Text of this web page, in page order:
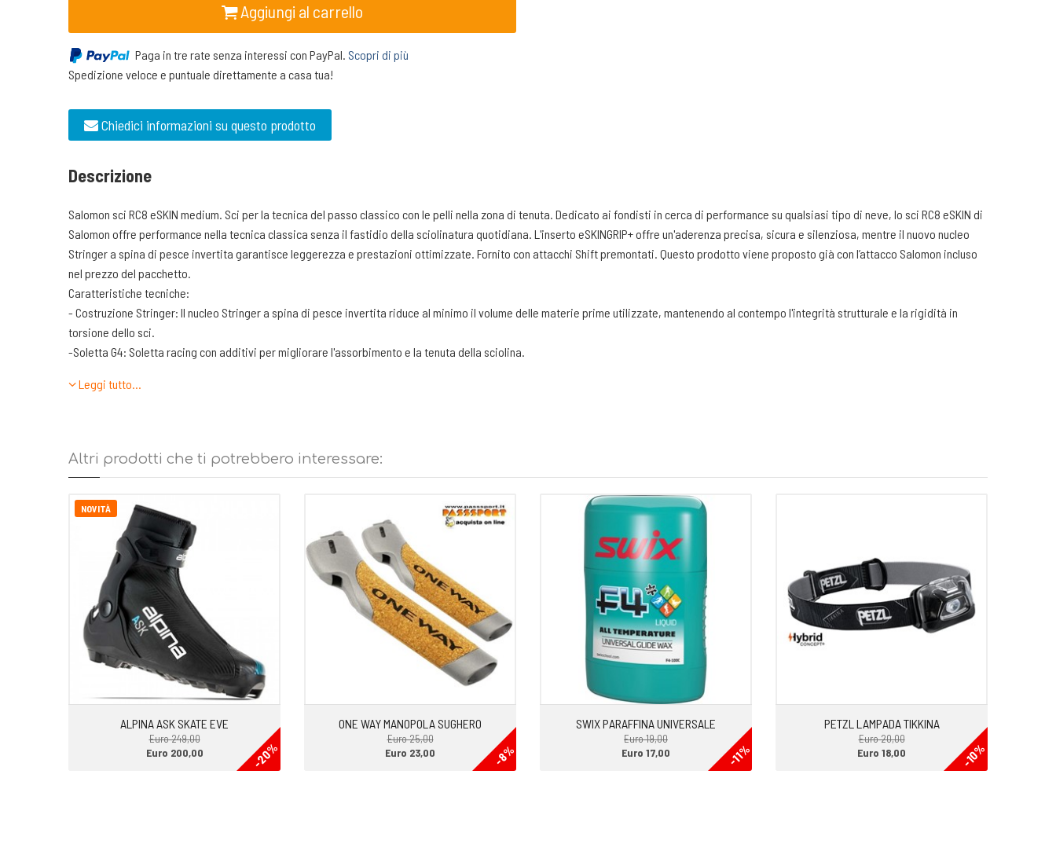
Aggiungi al carrello
Paga in tre rate senza interessi con PayPal. Scopri di più
Spedizione veloce e puntuale direttamente a casa tua!
Chiedici informazioni su questo prodotto
Descrizione
Salomon sci RC8 eSKIN medium. Sci per la tecnica del passo classico con le pelli nella zona di tenuta. Dedicato ai fondisti in cerca di performance su qualsiasi tipo di neve, lo sci RC8 eSKIN di
Salomon offre performance nella tecnica classica senza il fastidio della sciolinatura quotidiana. L'inserto eSKINGRIP+ offre un'aderenza precisa, sicura e silenziosa, mentre il nuovo nucleo
Stringer a spina di pesce invertita garantisce leggerezza e prestazioni ottimizzate. Fornito con attacchi Shift premontati. Questo prodotto viene proposto già con l’attacco Salomon incluso
nel prezzo del pacchetto.
Caratteristiche tecniche:
- Costruzione Stringer: Il nucleo Stringer a spina di pesce invertita riduce al minimo il volume delle materie prime utilizzate, mantenendo al contempo l'integrità strutturale e la rigidità in
torsione dello sci.
-Soletta G4: Soletta racing con additivi per migliorare l'assorbimento e la tenuta della sciolina.
-Proposto in abbinamento con l’attacco Prolink Shift
Core: Stringer
Base: G4 UNiversal
I NOSTRI SERVIZI:
-SCELTA PERSONALIZZATA CON DINAMOMETRO
Leggi tutto…
Altri prodotti che ti potrebbero interessare:
NOVITÀ
ALPINA ASK SKATE EVE
Euro 249,00
-20%
Euro 200,00
ONE WAY MANOPOLA SUGHERO
Euro 25,00
-8%
Euro 23,00
SWIX PARAFFINA UNIVERSALE
Euro 19,00
-11%
Euro 17,00
PETZL LAMPADA TIKKINA
Euro 20,00
-10%
Euro 18,00